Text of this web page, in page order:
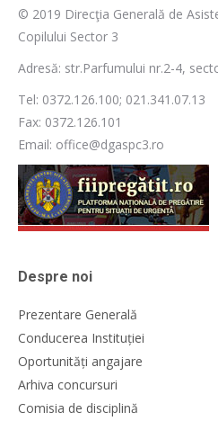
© 2019 Direcţia Generală de
Copilului Sector 3
Adresă: str.Parfumului nr.2-4,
Tel: 0372.126.100; 021.341.07.13
Fax: 0372.126.101
Email: office@dgaspc3.ro
Despre noi
Prezentare Generală
Conducerea Instituției
Oportunități angajare
Arhiva concursuri
Comisia de disciplină